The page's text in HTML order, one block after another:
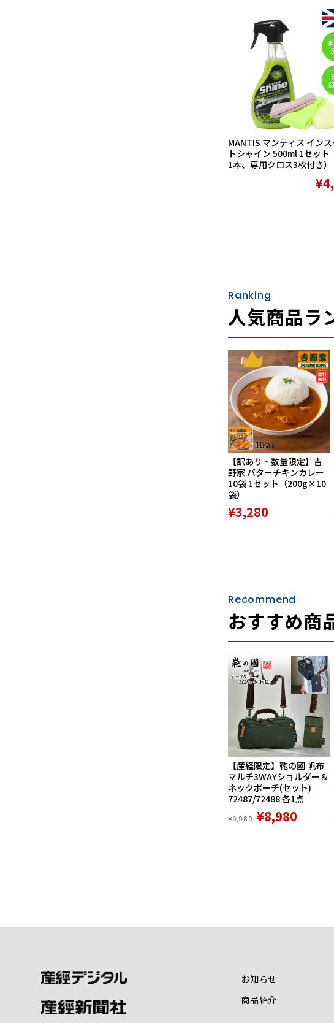
MANTIS マンティス イン
トシャイン 500ml 1セット
1本、専用クロス3枚付き）
Ranking
人気商品ラ
1
【訳あり・数量限定】吉
野家 バターチキンカレー
10袋 1セット（200g×10
袋）
¥3,280
Recommend
おすすめ商
【産経限定】鞄の國 帆布
マルチ3WAYショルダー＆
ネックポーチ(セット)
72487/72488 各1点
¥9,980 ¥8,980
お知らせ
商品紹介